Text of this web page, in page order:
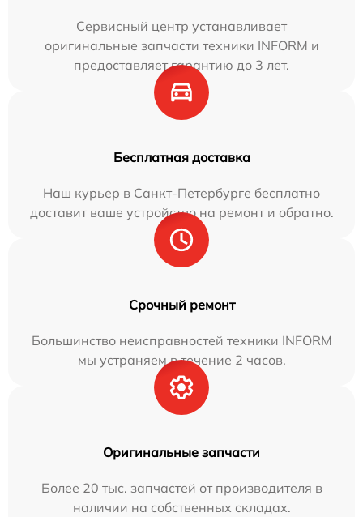
Сервисный центр устанавливает
оригинальные запчасти техники INFORM и
предоставляет гарантию до 3 лет.
Бесплатная доставка
Наш курьер в Санкт-Петербурге бесплатно
доставит ваше устройство на ремонт и обратно.
Срочный ремонт
Большинство неисправностей техники INFORM
мы устраняем в течение 2 часов.
Оригинальные запчасти
Более 20 тыс. запчастей от производителя в
наличии на собственных складах.